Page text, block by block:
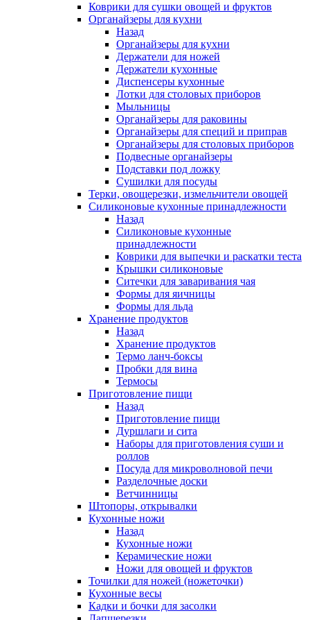
Коврики для сушки овощей и фруктов
Органайзеры для кухни
Назад
Органайзеры для кухни
Держатели для ножей
Держатели кухонные
Диспенсеры кухонные
Лотки для столовых приборов
Мыльницы
Органайзеры для раковины
Органайзеры для специй и приправ
Органайзеры для столовых приборов
Подвесные органайзеры
Подставки под ложку
Сушилки для посуды
Терки, овощерезки, измельчители овощей
Силиконовые кухонные принадлежности
Назад
Силиконовые кухонные
принадлежности
Коврики для выпечки и раскатки теста
Крышки силиконовые
Ситечки для заваривания чая
Формы для яичницы
Формы для льда
Хранение продуктов
Назад
Хранение продуктов
Термо ланч-боксы
Пробки для вина
Термосы
Приготовление пищи
Назад
Приготовление пищи
Дуршлаги и сита
Наборы для приготовления суши и
роллов
Посуда для микроволновой печи
Разделочные доски
Ветчинницы
Штопоры, открывалки
Кухонные ножи
Назад
Кухонные ножи
Керамические ножи
Ножи для овощей и фруктов
Точилки для ножей (ножеточки)
Кухонные весы
Кадки и бочки для засолки